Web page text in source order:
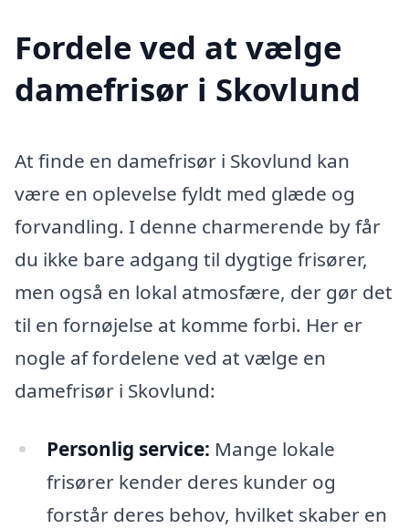
Fordele ved at vælge
damefrisør i Skovlund
At finde en damefrisør i Skovlund kan
være en oplevelse fyldt med glæde og
forvandling. I denne charmerende by får
du ikke bare adgang til dygtige frisører,
men også en lokal atmosfære, der gør det
til en fornøjelse at komme forbi. Her er
nogle af fordelene ved at vælge en
damefrisør i Skovlund:
Personlig service: Mange lokale
frisører kender deres kunder og
forstår deres behov, hvilket skaber en